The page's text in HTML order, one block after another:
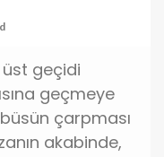
üst geçidi
geçmeye
çarpması
akabinde,